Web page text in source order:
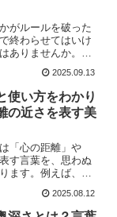
がルールを破った
終わらせてはいけ
ありませんか。学
。そのために一人
りと注意を促すこ
告と...
2025.09.13
使い方をわかり
の近さを表す美
「心の距離」や
す言葉を、思わぬ
ます。例えば、昔
距離はあるのにす
なることがありま
2025.08.12